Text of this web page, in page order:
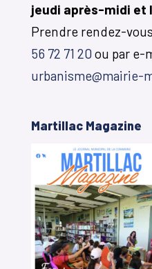
jeudi après-midi et
Prendre rendez-
56 72 71 20 ou par e-
urbanisme@mairie-
Martillac Magazine